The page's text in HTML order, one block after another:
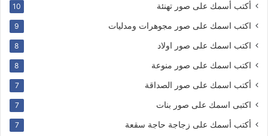
أكتب أسمك على صور تهنئة 10
اكتب اسمك على صور مجوهرات ومدليات 9
اكتب اسمك على صور اولاد 8
اكتب اسمك على صور منوعة 8
أكتب اسمك على صور الصداقة 7
اكتبى اسمك على صور بنات 7
أكتب أسمك على زجاجة حاجة سقعة 7